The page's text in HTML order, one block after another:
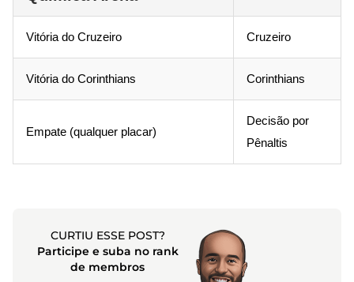
Vitória do Cruzeiro Cruzeiro
Vitória do Corinthians Corinthians
Empate (qualquer placar)
Decisão por
Pênaltis
CURTIU ESSE POST?
Participe e suba no rank
de membros